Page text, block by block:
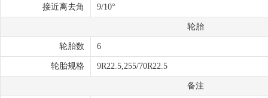
接近离去角 9/10°
轮胎
轮胎数 6
轮胎规格 9R22.5,255/70R22.5
备注